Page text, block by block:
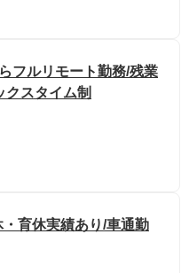
フルリモート勤務/残業
クスタイム制
育休実績あり/車通勤